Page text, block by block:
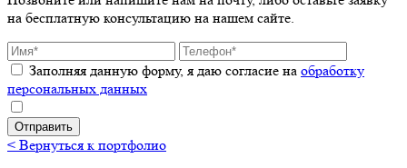
на бесплатную консультацию на нашем сайте.
Заполняя данную форму, я даю согласие на обработку
персональных данных
< Вернуться к портфолио